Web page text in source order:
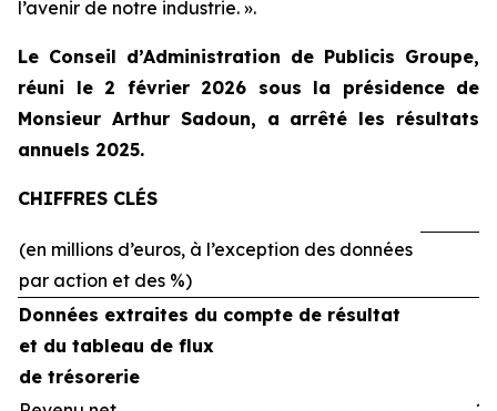
l’avenir de notre industrie. ».
Le Conseil d’Administration de Publicis Groupe,
réuni le 2 février 2026 sous la présidence de
Monsieur Arthur Sadoun, a arrêté les résultats
annuels 2025.
CHIFFRES CLÉS
(en millions d’euros, à l’exception des données
par action et des %)
Données extraites du compte de résultat
et du tableau de flux
de trésorerie